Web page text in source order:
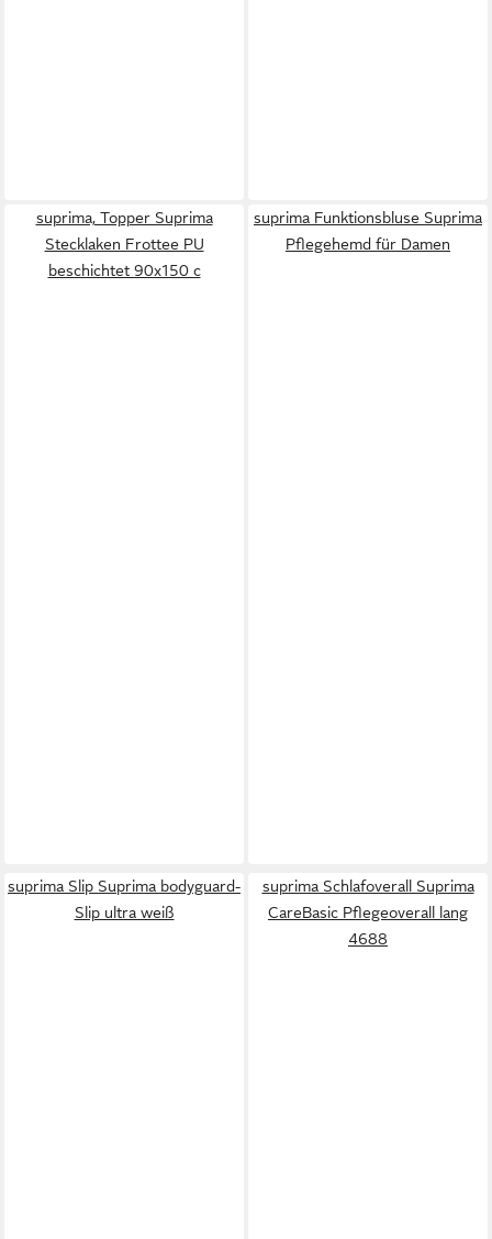
suprima, Topper Suprima
Stecklaken Frottee PU
beschichtet 90x150 c
suprima Funktionsbluse Suprima
Pflegehemd für Damen
suprima Slip Suprima bodyguard-
Slip ultra weiß
suprima Schlafoverall Suprima
CareBasic Pflegeoverall lang
4688